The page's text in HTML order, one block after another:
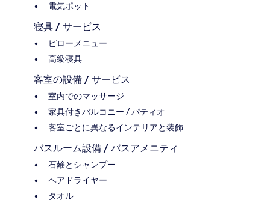
電気ポット
寝具 / サービス
ピローメニュー
高級寝具
客室の設備 / サービス
室内でのマッサージ
家具付きバルコニー / パティオ
客室ごとに異なるインテリアと装飾
バスルーム設備 / バスアメニティ
石鹸とシャンプー
ヘアドライヤー
タオル